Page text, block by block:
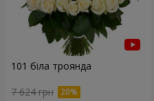
101 біла троянда
7 624 грн